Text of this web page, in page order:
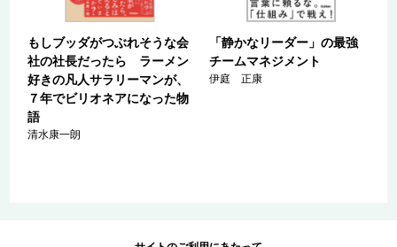
もしブッダがつぶれそうな会
社の社長だったら ラーメン
好きの凡人サラリーマンが、
７年でビリオネアになった物
語
清水康一朗
「静かなリーダー」の最強
チームマネジメント
伊庭 正康